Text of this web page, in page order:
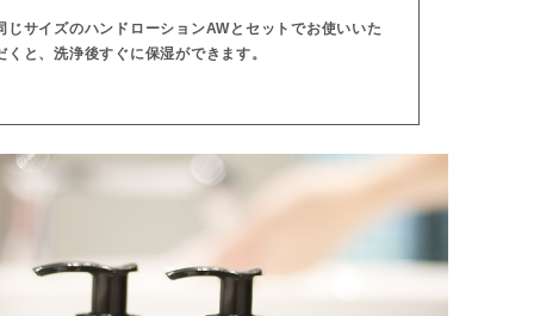
じサイズのハンドローションAWとセットでお使いいた
くと、洗浄後すぐに保湿ができます。